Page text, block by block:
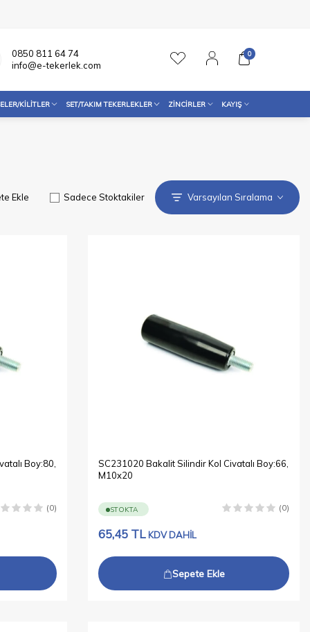
0850 811 64 74
info@e-tekerlek.com
0
KILITLER SET/TAKIM TEKERLEKLER ZINCIRLER KAYIŞ
Sadece Stoktakiler
Ekle
Boy:80,
(0)
SC231020 Bakalit Silindir Kol Civatalı Boy:66,
M10x20
STOKTA (0)
65,45 TL KDV DAHİL
Sepete Ekle